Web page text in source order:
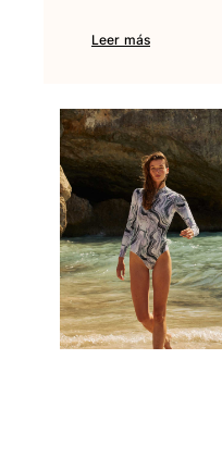
Joyería y Relojes
Ver todo Joyería y
Colaboraciones
REGALOS
Inspiración
LAS PLAYAS
Leer más